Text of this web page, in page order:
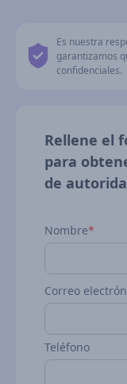
Es nuestra
garantizamos
confidenciales.
Rellene el
para
de
Nombre*
Correo
Teléfono